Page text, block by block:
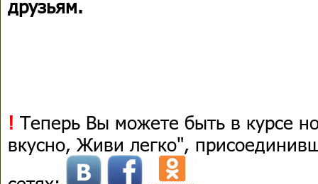
друзьям.
! Теперь Вы можете быть в курсе
вкусно, Живи легко",